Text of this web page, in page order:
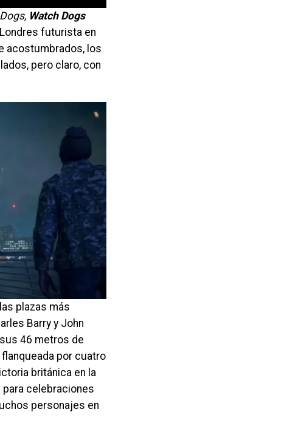
Watch Dogs
futurista en
acostumbrados, los
pero claro, con
plazas más
Barry y John
46 metros de
por cuatro
británica en la
para celebraciones
personajes en